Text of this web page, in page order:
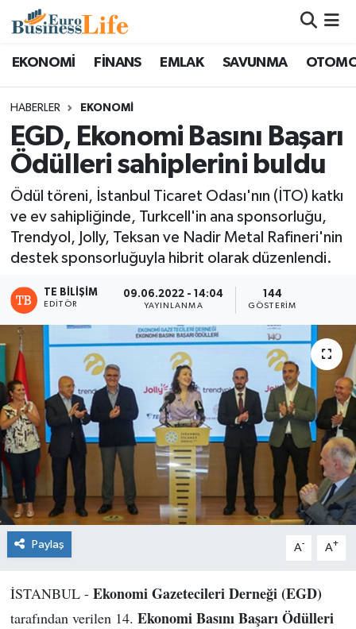
EKONOMİ FİNANS EMLAK SAVUNMA
HABERLER EKONOMİ
EGD, Ekonomi Basını Başarı
Ödülleri sahiplerini buldu
Ödül töreni, İstanbul Ticaret Odası'nın (İTO) katkı
ve ev sahipliğinde, Turkcell'in ana sponsorluğu,
Trendyol, Jolly, Teksan ve Nadir Metal Rafineri'nin
destek sponsorluğuyla hibrit olarak düzenlendi.
TE BILIŞIM
EDITÖR
09.06.2022 - 14:04
YAYINLANMA
144
GÖSTERIM
Paylaş A- A+
İSTANBUL - Ekonomi Gazetecileri Derneği (EGD)
tarafından verilen 14. Ekonomi Basını Başarı Ödülleri
Nöbetçi Eczaneler
Hava Durumu
Namaz Vakitleri
Süper Lig Puan Durumu ve Fikstür
Tüm Manşetler
Son Dakika Haberleri
Haber Arşivi